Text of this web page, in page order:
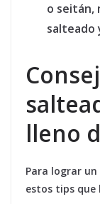
o seitán,
salteado
lleno
Para lograr
estos tips